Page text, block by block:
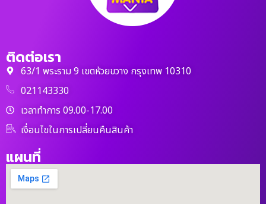
ติดต่อเรา
63/1 พระราม 9 เขตห้วยขวาง กรุงเทพ 10310
021143330
เวลาทำการ 09.00-17.00
เงื่อนไขในการเปลี่ยนคืนสินค้า
แผนที่